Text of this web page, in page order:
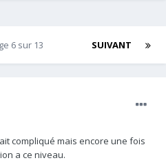
SUIVANT
6 sur 13
compliqué mais encore une fois
a ce niveau.